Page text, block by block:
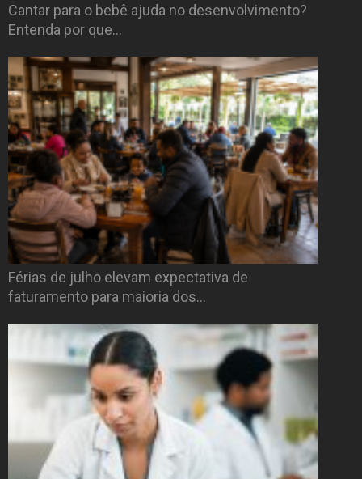
Cantar para o bebê ajuda no desenvolvimento?
Entenda por que…
Férias de julho elevam expectativa de
faturamento para maioria dos…